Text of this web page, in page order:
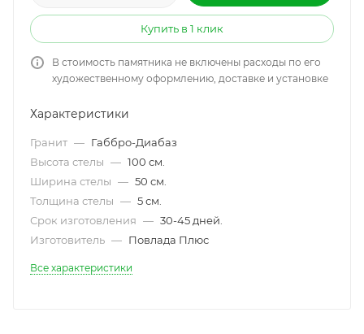
Купить в 1 клик
В стоимость памятника не включены расходы по его
художественному оформлению, доставке и установке
Характеристики
Гранит — Габбро-Диабаз
Высота стелы — 100 см.
Ширина стелы — 50 см.
Толщина стелы — 5 см.
Срок изготовления — 30-45 дней.
Изготовитель — Повлада Плюс
Все характеристики